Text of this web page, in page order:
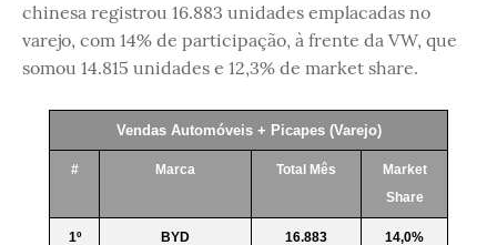
chinesa registrou 16.883 unidades emplacadas no
varejo, com 14% de participação, à frente da VW, que
somou 14.815 unidades e 12,3% de market share.
Vendas Automóveis + Picapes (Varejo)
# Marca Total Mês
Market
Share
1º BYD 16.883 14,0%